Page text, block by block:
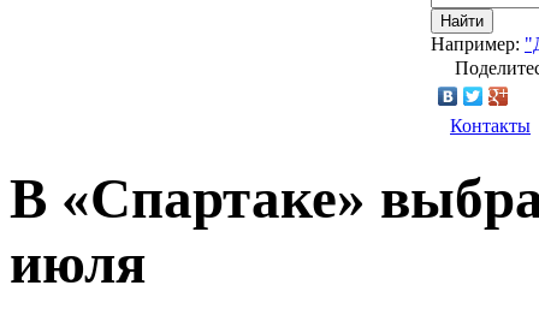
Найти
Например:
Контакты
В «Спартаке»
июля